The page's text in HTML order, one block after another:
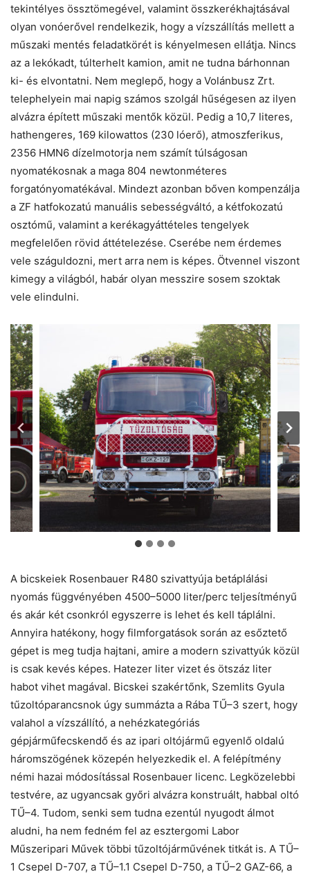
tekintélyes össztömegével, valamint összkerékhajtásával
olyan vonóerővel rendelkezik, hogy a vízszállítás mellett a
műszaki mentés feladatkörét is kényelmesen ellátja. Nincs
az a lekókadt, túlterhelt kamion, amit ne tudna bárhonnan
ki- és elvontatni. Nem meglepő, hogy a Volánbusz Zrt.
telephelyein mai napig számos szolgál hűségesen az ilyen
alvázra épített műszaki mentők közül. Pedig a 10,7 literes,
hathengeres, 169 kilowattos (230 lóerő), atmoszferikus,
2356 HMN6 dízelmotorja nem számít túlságosan
nyomatékosnak a maga 804 newtonméteres
forgatónyomatékával. Mindezt azonban bőven kompenzálja
a ZF hatfokozatú manuális sebességváltó, a kétfokozatú
osztómű, valamint a kerékagyáttételes tengelyek
megfelelően rövid áttételezése. Cserébe nem érdemes
vele száguldozni, mert arra nem is képes. Ötvennel viszont
kimegy a világból, habár olyan messzire sosem szoktak
vele elindulni.
A bicskeiek Rosenbauer R480 szivattyúja betáplálási
nyomás függvényében 4500–5000 liter/perc teljesítményű
és akár két csonkról egyszerre is lehet és kell táplálni.
Annyira hatékony, hogy filmforgatások során az esőztető
gépet is meg tudja hajtani, amire a modern szivattyúk közül
is csak kevés képes. Hatezer liter vizet és ötszáz liter
habot vihet magával. Bicskei szakértőnk, Szemlits Gyula
tűzoltóparancsnok úgy summázta a Rába TŰ–3 szert, hogy
valahol a vízszállító, a nehézkategóriás
gépjárműfecskendő és az ipari oltójármű egyenlő oldalú
háromszögének közepén helyezkedik el. A felépítmény
némi hazai módosítással Rosenbauer licenc. Legközelebbi
testvére, az ugyancsak győri alvázra konstruált, habbal oltó
TŰ–4. Tudom, senki sem tudna ezentúl nyugodt álmot
aludni, ha nem fedném fel az esztergomi Labor
Műszeripari Művek többi tűzoltójárművének titkát is. A TŰ–
1 Csepel D-707, a TŰ–1.1 Csepel D-750, a TŰ–2 GAZ-66, a